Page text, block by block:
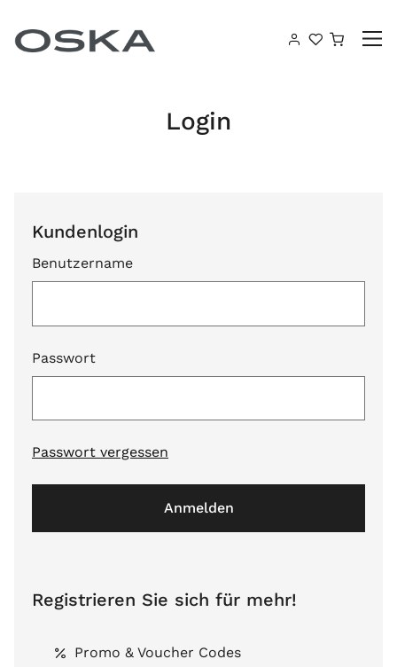
Login
Kundenlogin
Benutzername
Passwort
Passwort vergessen
Anmelden
Registrieren Sie sich für mehr!
Promo & Voucher Codes